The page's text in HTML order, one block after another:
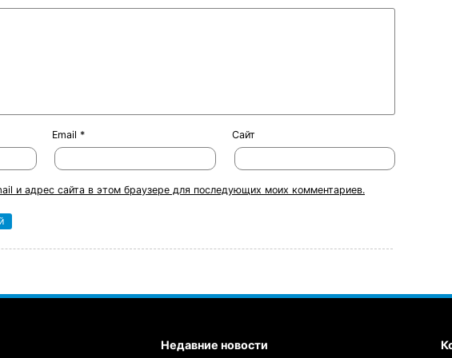
Email* Сайт
и адрес сайта в этом браузере для последующих моих комментариев.
Недавние новости